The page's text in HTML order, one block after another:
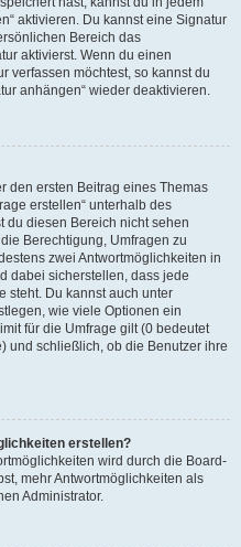
aktivieren. Du kannst eine Signatur
Bereich das
aktivierst. Wenn du einen
verfassen möchtest, so kannst du
anhängen“ wieder deaktivieren.
den ersten Beitrag eines Themas
erstellen“ unterhalb des
du diesen Bereich nicht sehen
Berechtigung, Umfragen zu
zwei Antwortmöglichkeiten in
dabei sicherstellen, dass jede
steht. Du kannst auch unter
wie viele Optionen ein
für die Umfrage gilt (0 bedeutet
und schließlich, ob die Benutzer ihre
erstellen?
wird durch die Board-
mehr Antwortmöglichkeiten als
Administrator.